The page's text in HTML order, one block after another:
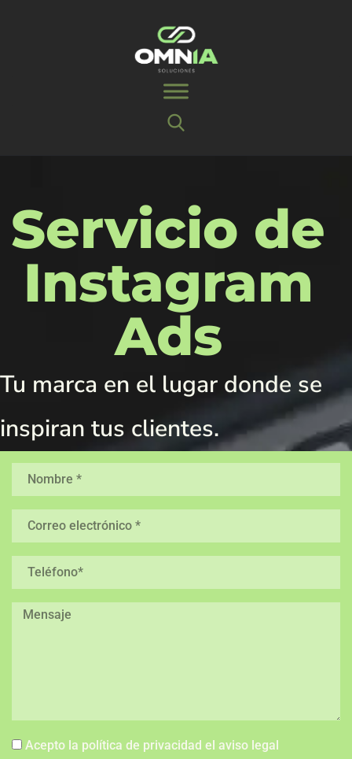
Acepto la política de privacidad el aviso legal
Servicio de
Instagram
Ads
Tu marca en el lugar donde se
inspiran tus clientes.